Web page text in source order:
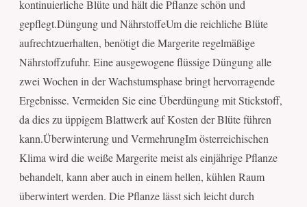
kontinuierliche Blüte und hält die Pflanze schön und
gepflegt.Düngung und NährstoffeUm die reichliche Blüte
aufrechtzuerhalten, benötigt die Margerite regelmäßige
Nährstoffzufuhr. Eine ausgewogene flüssige Düngung alle
zwei Wochen in der Wachstumsphase bringt hervorragende
Ergebnisse. Vermeiden Sie eine Überdüngung mit Stickstoff,
da dies zu üppigem Blattwerk auf Kosten der Blüte führen
kann.Überwinterung und VermehrungIm österreichischen
Klima wird die weiße Margerite meist als einjährige Pflanze
behandelt, kann aber auch in einem hellen, kühlen Raum
überwintert werden. Die Pflanze lässt sich leicht durch